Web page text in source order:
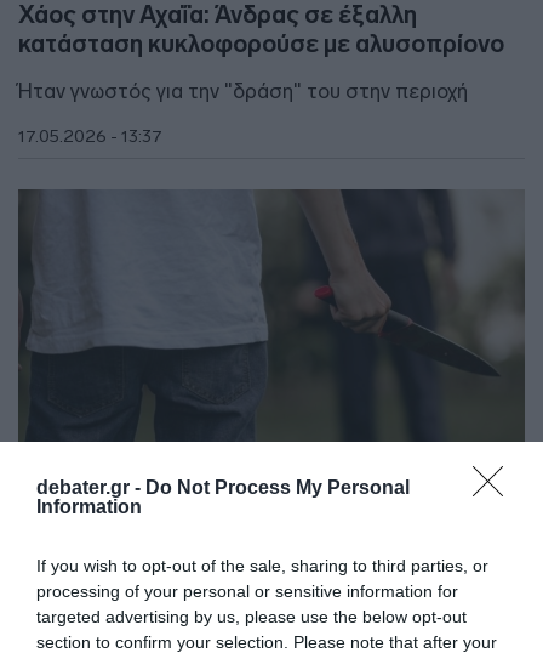
debater.gr - Do Not Process My Personal
Information
If you wish to opt-out of the sale, sharing to third parties, or
processing of your personal or sensitive information for
targeted advertising by us, please use the below opt-out
section to confirm your selection. Please note that after your
Χάος στην Αχαΐα: Άνδρας σε έξαλλη
κατάσταση κυκλοφορούσε με αλυσοπρίονο
Ήταν γνωστός για την "δράση" του στην περιοχή
17.05.2026 - 13:37
Αχαΐα: Ξαδέλφια το θύμα και ο δράστης – Τα
αίτια πίσω από την επίθεση με μαχαίρι